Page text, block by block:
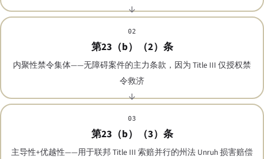
02
第23（b）（2）条
内聚性禁令集体——无障碍案件的主力条款，因为 Title III 仅授权禁
令救济
03
第23（b）（3）条
主导性+优越性——用于联邦 Title III 索赔并行的州法 Unruh 损害赔偿